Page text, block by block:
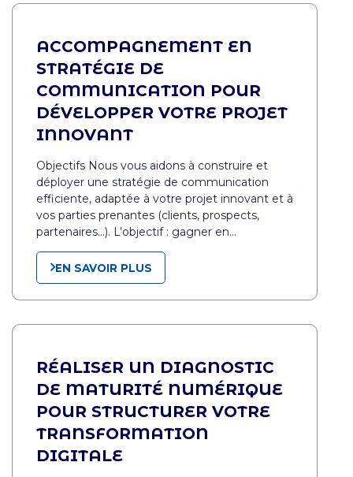
ACCOMPAGNEMENT EN
STRATÉGIE DE
COMMUNICATION POUR
DÉVELOPPER VOTRE PROJET
INNOVANT
Objectifs Nous vous aidons à construire et
déployer une stratégie de communication
efficiente, adaptée à votre projet innovant et à
vos parties prenantes (clients, prospects,
partenaires…). L’objectif : gagner en…
EN SAVOIR PLUS
RÉALISER UN DIAGNOSTIC
DE MATURITÉ NUMÉRIQUE
POUR STRUCTURER VOTRE
TRANSFORMATION
DIGITALE